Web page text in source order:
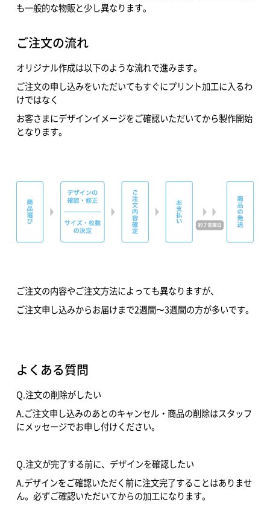
も一般的な物販と少し異なります。
ご注文の流れ
オリジナル作成は以下のような流れで進みます。
ご注文の申し込みをいただいてもすぐにプリント加工に入るわ
けではなく
お客さまにデザインイメージをご確認いただいてから製作開始
となります。
ご注文の内容やご注文方法によっても異なりますが、
ご注文申し込みからお届けまで2週間〜3週間の方が多いです。
よくある質問
Q.注文の削除がしたい
A.ご注文申し込みのあとのキャンセル・商品の削除はスタッフ
にメッセージでお申し付けください。
Q.注文が完了する前に、デザインを確認したい
A.デザインをご確認いただく前に注文完了することはありませ
ん。必ずご確認いただいてからの加工になります。